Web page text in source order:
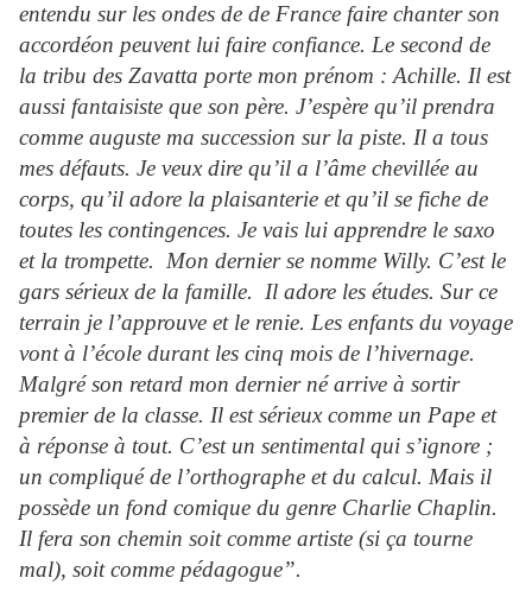
entendu sur les ondes de de France faire chanter son
accordéon peuvent lui faire confiance. Le second de
la tribu des Zavatta porte mon prénom : Achille. Il est
aussi fantaisiste que son père. J’espère qu’il prendra
comme auguste ma succession sur la piste. Il a tous
mes défauts. Je veux dire qu’il a l’âme chevillée au
corps, qu’il adore la plaisanterie et qu’il se fiche de
toutes les contingences. Je vais lui apprendre le saxo
et la trompette. Mon dernier se nomme Willy. C’est le
gars sérieux de la famille. Il adore les études. Sur ce
terrain je l’approuve et le renie. Les enfants du voyage
vont à l’école durant les cinq mois de l’hivernage.
Malgré son retard mon dernier né arrive à sortir
premier de la classe. Il est sérieux comme un Pape et
à réponse à tout. C’est un sentimental qui s’ignore ;
un compliqué de l’orthographe et du calcul. Mais il
possède un fond comique du genre Charlie Chaplin.
Il fera son chemin soit comme artiste (si ça tourne
mal), soit comme pédagogue”.